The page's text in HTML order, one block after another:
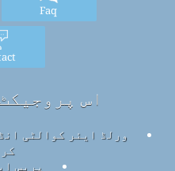
Faq
اس
ورلڈ ایئر کوالٹی
پریس